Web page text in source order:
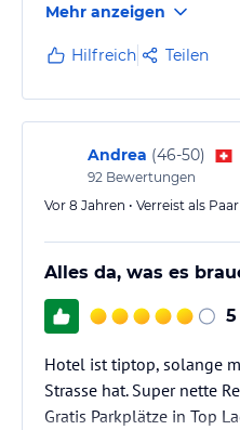
Mehr anzeigen
Hilfreich Teilen
Andrea (46-50)
92 Bewertungen
Vor 8 Jahren • Verreist als
Alles da, was es
5
Hotel ist tiptop, solange
Strasse hat. Super nette
Gratis Parkplätze in Top